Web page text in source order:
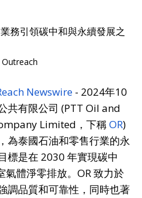
務引領碳中和與永續發展之
Newswire - 2024年10
共有限公司 (PTT Oil and
Limited，下稱OR)
為泰國石油和零售行業的永
標是在 2030 年實現碳中
體淨零排放。OR 致力於
調品質和可靠性，同時也著